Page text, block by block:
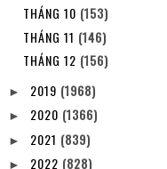
THÁNG 10 (153)
THÁNG 11 (146)
THÁNG 12 (156)
► 2019 (1968)
► 2020 (1366)
► 2021 (839)
► 2022 (828)